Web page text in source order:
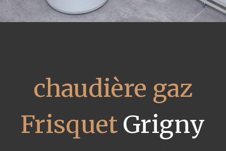
chaudière gaz
Frisquet Grigny